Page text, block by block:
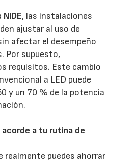
NIDE, las instalaciones
ajustar al uso de
afectar el desempeño
Por supuesto,
requisitos. Este cambio
a LED puede
y un 70 % de la potencia
a tu rutina de
realmente puedes ahorrar